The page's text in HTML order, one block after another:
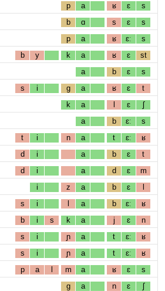
p a ʁ ɛ s
b ɑ s ɛ s
p a ʁ ɛː s
b y k a ʁ ɛ st
a b ɛ s
s i g a ʁ ɛ t
k a l ɛ ʃ
a b ɛː s
t i n a t ɛː ʁ
d i a b ɛ t
d i a d ɛ m
i z a b ɛ l
s i l a b ɛː ʁ
b i s k a j ɛ n
s i ɲ a t ɛː ʁ
s i ɲ a t ɛː ʁ
p a l m a ʁ ɛ s
g a n ɛ ʃ